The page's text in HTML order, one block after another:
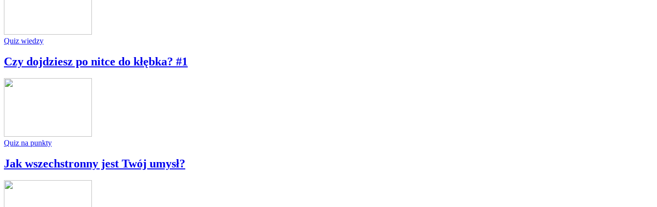
Quiz wiedzy
Czy dojdziesz po nitce do kłębka? #1
Quiz na punkty
Jak wszechstronny jest Twój umysł?